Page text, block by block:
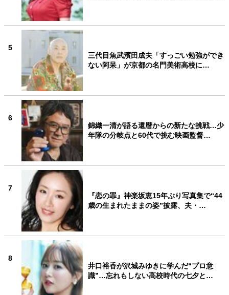
5
三代目魚武濱田成夫「すっごい勉強ができ
ない阿呆」が京都の名門美術高校に…
6
錦織一清が語る還暦からの新たな挑戦…少
年隊の分岐点と60代で挑む映画監督…
7
『恋の罪』神楽坂恵15年ぶり写真集で“44
歳の生まれたままの姿”披露、夫・…
8
井口裕香が沢城みゆきに学んだ“プロ意
識”…忘れもしない高校時代の七夕と…